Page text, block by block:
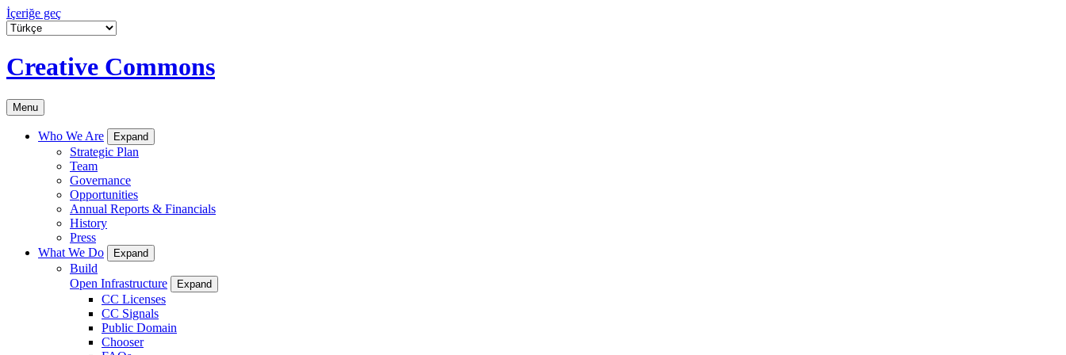
İçeriğe geç
Creative Commons
Menu
Who We Are Expand
Strategic Plan
Team
Governance
Opportunities
Annual Reports & Financials
History
Press
What We Do
Expand
Build
Open Infrastructure
Expand
CC Licenses
CC Signals
Public Domain
Chooser